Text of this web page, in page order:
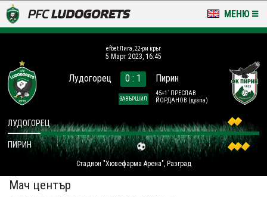
МЕНЮ
LUDOGORETS TV
НА ТЕРЕНА
СТАДИОН & БАЗИ
КЛУБ
ЗА ФЕНОВЕ
efbet Лига, 22-ри кръг
5 Март 2023, 16:45
Лудогорец 0 : 1
ЗАВЪРШИЛ
Пирин
45+1´ ПРЕСЛАВ
ЙОРДАНОВ (дузпа)
Стадион "Хювефарма Арена", Разград
ЛУДОГОРЕЦ
ПИРИН
Мач център